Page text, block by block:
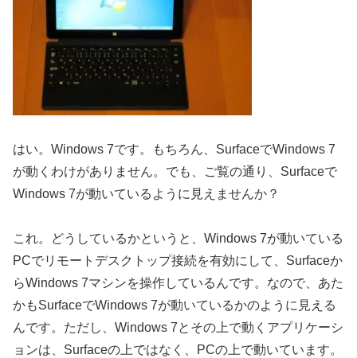
はい。Windows 7です。もちろん、SurfaceでWindows 7
が動くわけがありません。でも、ご覧の通り、Surfaceで
Windows 7が動いているように見えませんか？
これ。どうしているかというと、Windows 7が動いている
PCでリモートデスクトップ接続を有効にして、Surfaceか
らWindows 7マシンを操作しているんです。なので、あた
かもSurfaceでWindows 7が動いているかのように見える
んです。ただし、Windows 7とその上で動くアプリケーシ
ョンは、Surfaceの上ではなく、PCの上で動いています。